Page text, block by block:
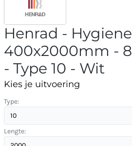
Henrad -
400x2000mm -
- Type 10 - Wit
Kies je uitvoering
Type:
Lengte: